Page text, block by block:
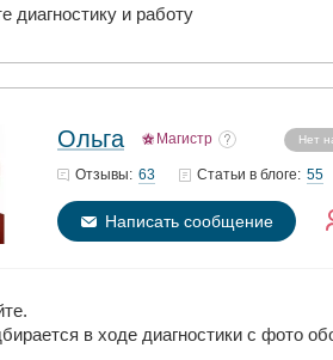
диагностику и работу
Ольга Магистр Нет
Отзывы: 63 Статьи в блоге: 55
Написать сообщение
в ходе диагностики с фото